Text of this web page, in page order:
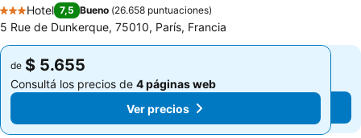
3 Estrellas
Hotel 7,5 Bueno (26.658 puntuaciones)
5 Rue de Dunkerque, 75010, París, Francia
de $ 5.655
Consultá los precios de 4 páginas web
Ver precios
de $ 5.655
Consultá los precios de 4 páginas web
Ver precios